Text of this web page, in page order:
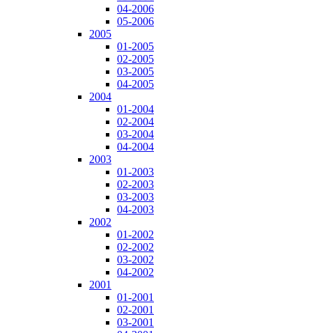
04-2006
05-2006
2005
01-2005
02-2005
03-2005
04-2005
2004
01-2004
02-2004
03-2004
04-2004
2003
01-2003
02-2003
03-2003
04-2003
2002
01-2002
02-2002
03-2002
04-2002
2001
01-2001
02-2001
03-2001